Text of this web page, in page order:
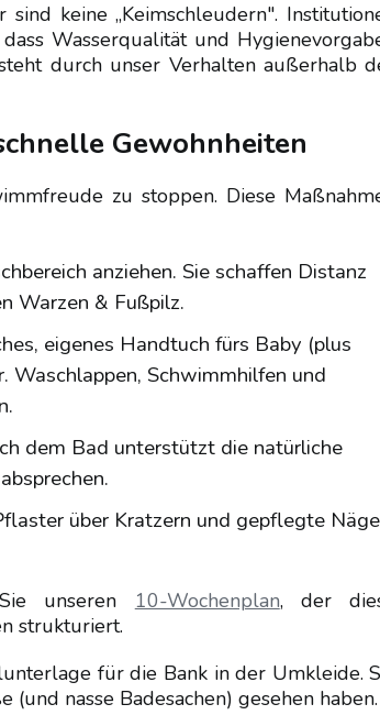
keine „Keimschleudern".
Wasserqualität und
durch unser Verhalten außerhalb
Gewohnheiten
zu stoppen. Diese
anziehen. Sie schaffen Distanz
Warzen & Fußpilz.
eigenes Handtuch fürs Baby (plus
Waschlappen, Schwimmhilfen und
dem Bad unterstützt die natürliche
über Kratzern und gepflegte
unseren 10-Wochenplan, der
strukturiert.
für die Bank in der Umkleide.
nasse Badesachen) gesehen haben.